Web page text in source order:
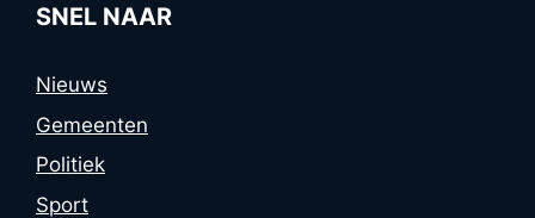
SNEL NAAR
Nieuws
Gemeenten
Politiek
Sport